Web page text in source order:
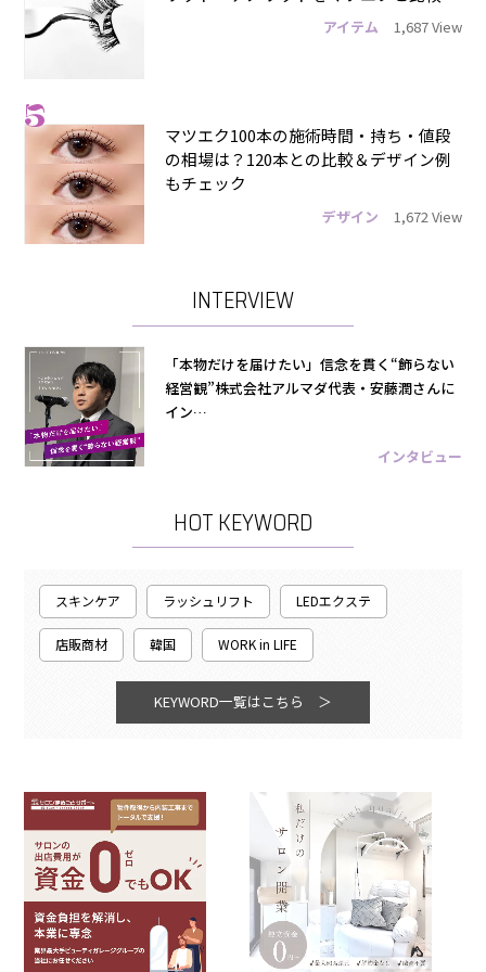
アイテム 1,687 View
5
マツエク100本の施術時間・持ち・値段
の相場は？120本との比較＆デザイン例
もチェック
デザイン 1,672 View
INTERVIEW
「本物だけを届けたい」信念を貫く“飾らない
経営観”株式会社アルマダ代表・安藤潤さんに
イン…
インタビュー
HOT KEYWORD
スキンケア ラッシュリフト LEDエクステ
店販商材 韓国 WORK in LIFE
KEYWORD一覧はこちら